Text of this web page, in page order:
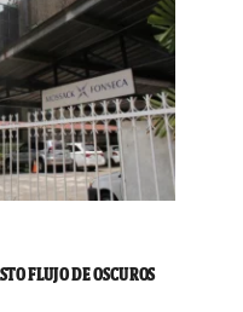
FLUJO DE OSCUROS